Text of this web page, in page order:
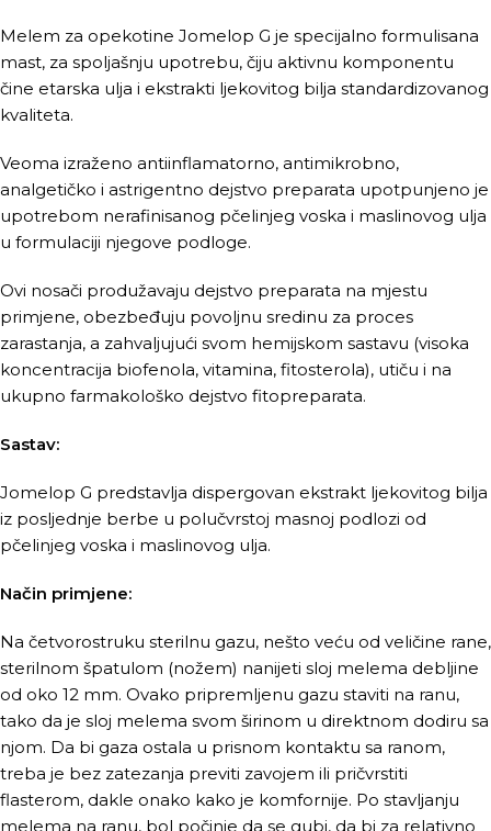
Melem za opekotine Jomelop G je specijalno formulisana
mast, za spoljašnju upotrebu, čiju aktivnu komponentu
čine etarska ulja i ekstrakti ljekovitog bilja standardizovanog
kvaliteta.
Veoma izraženo antiinflamatorno, antimikrobno,
analgetičko i astrigentno dejstvo preparata upotpunjeno je
upotrebom nerafinisanog pčelinjeg voska i maslinovog ulja
u formulaciji njegove podloge.
Ovi nosači produžavaju dejstvo preparata na mjestu
primjene, obezbeđuju povoljnu sredinu za proces
zarastanja, a zahvaljujući svom hemijskom sastavu (visoka
koncentracija biofenola, vitamina, fitosterola), utiču i na
ukupno farmakološko dejstvo fitopreparata.
Sastav:
Jomelop G predstavlja dispergovan ekstrakt ljekovitog bilja
iz posljednje berbe u polučvrstoj masnoj podlozi od
pčelinjeg voska i maslinovog ulja.
Način primjene:
Na četvorostruku sterilnu gazu, nešto veću od veličine rane,
sterilnom špatulom (nožem) nanijeti sloj melema debljine
od oko 12 mm. Ovako pripremljenu gazu staviti na ranu,
tako da je sloj melema svom širinom u direktnom dodiru sa
njom. Da bi gaza ostala u prisnom kontaktu sa ranom,
treba je bez zatezanja previti zavojem ili pričvrstiti
flasterom, dakle onako kako je komfornije. Po stavljanju
melema na ranu, bol počinje da se gubi, da bi za relativno